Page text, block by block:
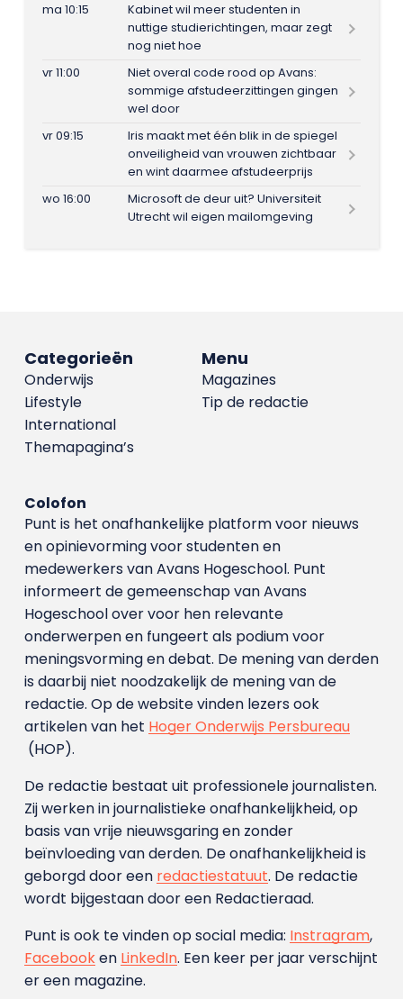
ma 10:15
Kabinet wil meer studenten in
nuttige studierichtingen, maar zegt
nog niet hoe
vr 11:00
Niet overal code rood op Avans:
sommige afstudeerzittingen gingen
wel door
vr 09:15
Iris maakt met één blik in de spiegel
onveiligheid van vrouwen zichtbaar
en wint daarmee afstudeerprijs
wo 16:00
Microsoft de deur uit? Universiteit
Utrecht wil eigen mailomgeving
Menu
Magazines
Tip de redactie
Categorieën
Onderwijs
Lifestyle
International
Themapagina’s
Colofon
Punt is het onafhankelijke platform voor nieuws
en opinievorming voor studenten en
medewerkers van Avans Hoge­school. Punt
informeert de gemeenschap van Avans
Hogeschool over voor hen relevante
onderwerpen en fungeert als podium voor
meningsvorming en debat. De mening van derden
is daarbij niet noodzakelijk de mening van de
redactie. Op de website vinden lezers ook
artikelen van het Hoger Onderwijs Persbureau
(HOP).
De redactie bestaat uit professionele journalisten.
Zij werken in journalistieke onafhankelijkheid, op
basis van vrije nieuwsgaring en zonder
beïnvloeding van derden. De onafhankelijkheid is
geborgd door een redactiestatuut. De redactie
wordt bijgestaan door een Redactieraad.
Punt is ook te vinden op social media: Instragram,
Facebooken LinkedIn. Een keer per jaar verschijnt
er een magazine.